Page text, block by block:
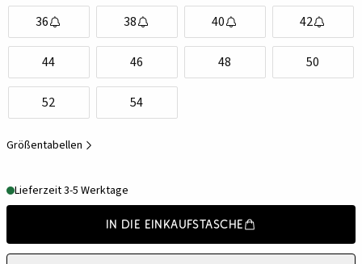
36 38 40 42
44 46 48 50
52 54
Größentabellen
Lieferzeit 3-5 Werktage
In die Einkaufstasche